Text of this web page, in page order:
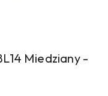
Miedziany -